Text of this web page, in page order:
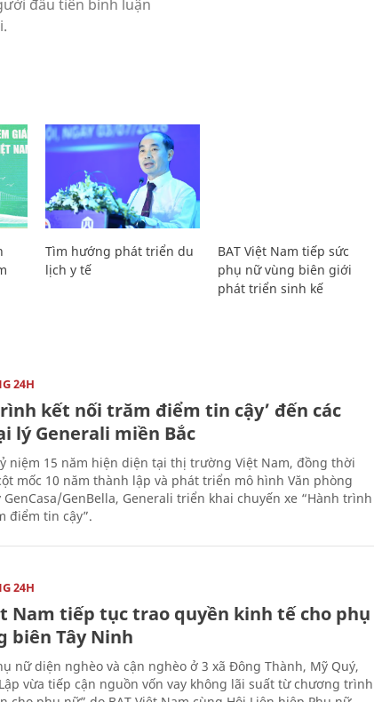
Tìm hướng phát triển du
lịch y tế
BAT Việt Nam tiếp sức
phụ nữ vùng biên giới
phát triển sinh kế
24H
kết nối trăm điểm tin cậy’ đến các
lý Generali miền Bắc
niệm 15 năm hiện diện tại thị trường Việt Nam, đồng thời
mốc 10 năm thành lập và phát triển mô hình Văn phòng
GenBella, Generali triển khai chuyến xe “Hành trình
điểm tin cậy”.
24H
Nam tiếp tục trao quyền kinh tế cho phụ
biên Tây Ninh
nữ diện nghèo và cận nghèo ở 3 xã Đông Thành, Mỹ Quý,
vừa tiếp cận nguồn vốn vay không lãi suất từ chương trình